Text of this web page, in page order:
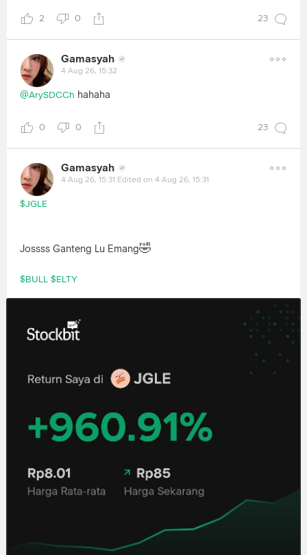
2 0 23
Gamasyah
4 Aug 26, 15:32
@ArySDCCh hahaha
0 0 23
Gamasyah
4 Aug 26, 15:31 Edited on 4 Aug 26, 15:31
$JGLE
Jossss Ganteng Lu Emang🤣
$BULL $ELTY